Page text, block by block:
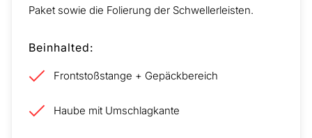
Paket sowie die Folierung der Schwellerleisten.
Beinhalted:
Frontstoßstange + Gepäckbereich
Haube mit Umschlagkante